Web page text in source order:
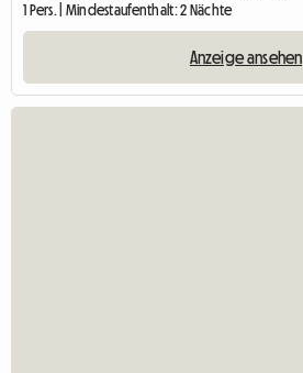
1 Pers. | Mindestaufenthalt: 2 Nächte
Anzeige ansehen